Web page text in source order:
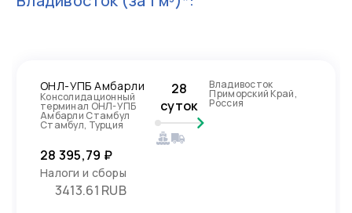
ОНЛ-УПБ Амбарли
Консолидационный
терминал ОНЛ-УПБ
Амбарли Стамбул
Стамбул, Турция
28
суток
Владивосток
Приморский Край,
Россия
28 395,79 ₽
Налоги и сборы
3413.61 RUB